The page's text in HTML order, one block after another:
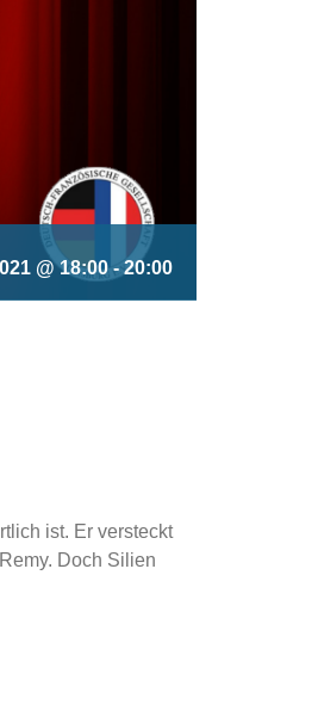
@ 18:00- 20:00
ist. Er versteckt
Doch Silien